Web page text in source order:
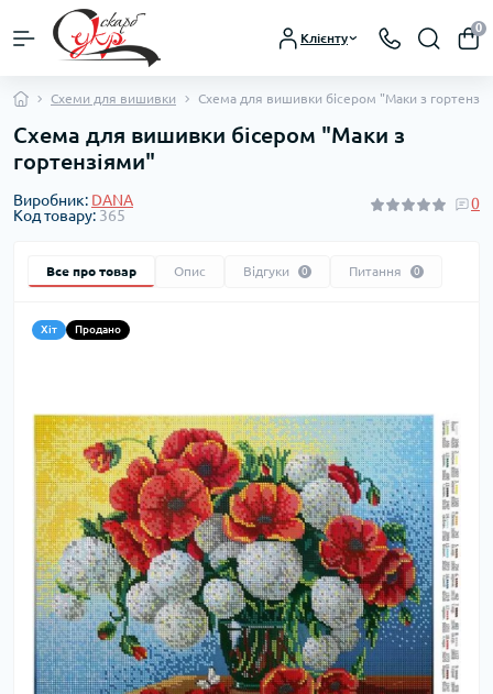
Клієнту
0
Схеми для вишивки Схема для вишивки бісером "Маки з
Схема для вишивки бісером "Маки з
гортензіями"
Виробник: DANA
Код товару: 365
0
Все про товар Опис Відгуки 0 Питання 0
Хіт Продано